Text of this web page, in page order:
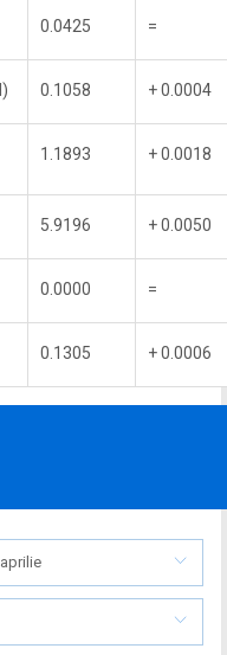
0.0425 =
0.1058 + 0.0004
1.1893 + 0.0018
5.9196 + 0.0050
0.0000 =
0.1305 + 0.0006
aprilie